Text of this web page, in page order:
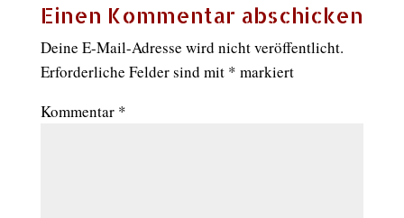
Einen Kommentar abschicken
Deine E-Mail-Adresse wird nicht veröffentlicht.
Erforderliche Felder sind mit * markiert
Kommentar *